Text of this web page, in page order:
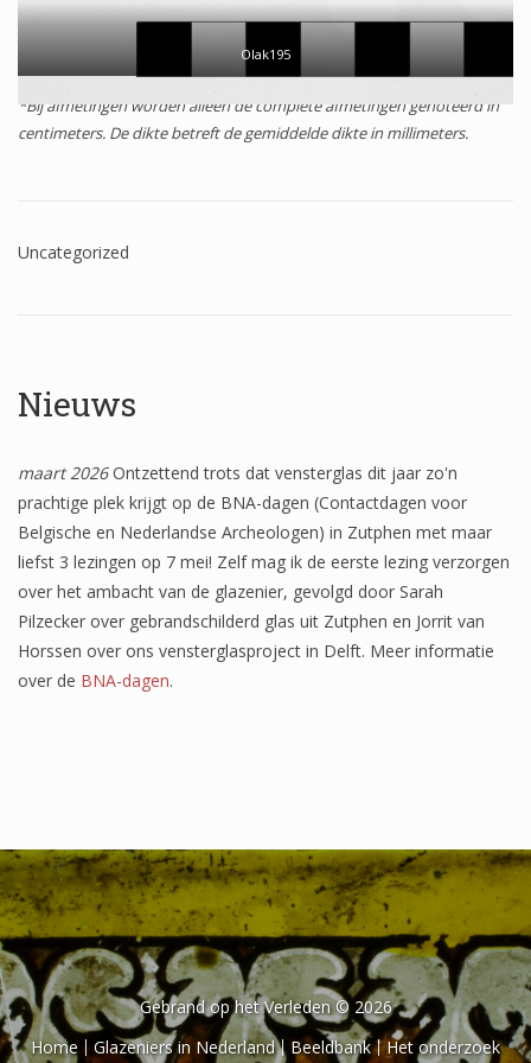
Het onderzoek
Publicaties
Over de onderzoeker
Nieuws
maart 2026Ontzettend trots dat vensterglas dit jaar zo'n
prachtige plek krijgt op de BNA-dagen (Contactdagen voor
Belgische en Nederlandse Archeologen) in Zutphen met maar
liefst 3 lezingen op 7 mei! Zelf mag ik de eerste lezing verzorgen
over het ambacht van de glazenier, gevolgd door Sarah
Pilzecker over gebrandschilderd glas uit Zutphen en Jorrit van
Horssen over ons vensterglasproject in Delft. Meer informatie
over de BNA-dagen.
Olak195
*Bij afmetingen worden alleen de complete afmetingen genoteerd in
centimeters. De dikte betreft de gemiddelde dikte in millimeters.
Uncategorized
Gebrand op het Verleden © 2026
Home
Glazeniers in Nederland Beeldbank Het onderzoek